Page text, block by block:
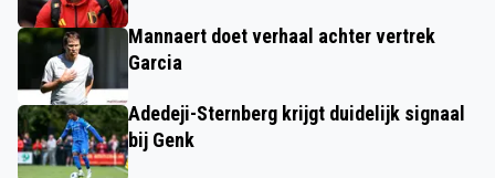
Mannaert doet verhaal achter vertrek
Garcia
Adedeji-Sternberg krijgt duidelijk signaal
bij Genk